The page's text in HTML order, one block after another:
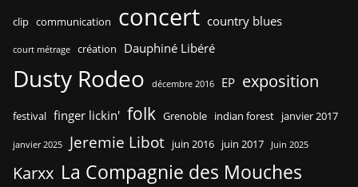
clip communication concert country blues
court métrage création Dauphiné Libéré
Dusty Rodeo décembre 2016 EP exposition
festival finger lickin' folk Grenoble indian forest janvier 2017
janvier 2025 Jeremie Libot juin 2016 juin 2017 Juin 2025
Karxx La Compagnie des Mouches